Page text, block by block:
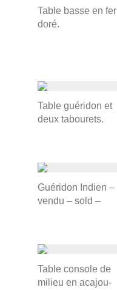
Table basse en fer
doré.
Table guéridon et
deux tabourets.
Guéridon Indien –
vendu – sold –
Table console de
milieu en acajou-